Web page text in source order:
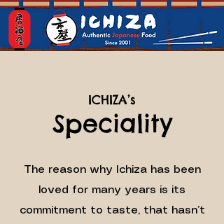
ICHIZA’s
Speciality
The reason why Ichiza has been
loved for many years is its
commitment to taste, that hasn’t